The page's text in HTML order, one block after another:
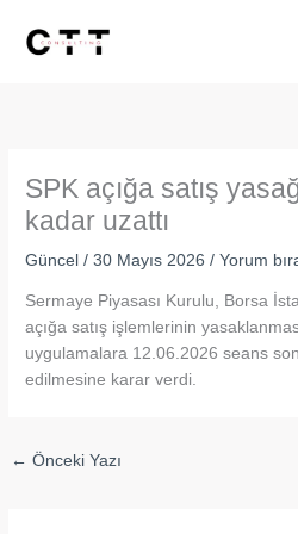
SPK açığa satış
kadar uzattı
Güncel /30 Mayıs 2026/Yorum
Sermaye Piyasası Kurulu, Borsa
açığa satış işlemlerinin
uygulamalara 12.06.2026 seans
edilmesine karar verdi.
← Önceki Yazı